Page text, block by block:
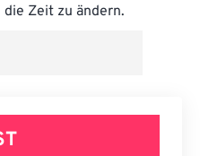
Zeit zu ändern.